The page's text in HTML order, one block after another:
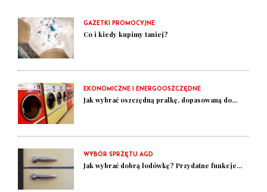
GAZETKI PROMOCYJNE
Co i kiedy kupimy taniej?
EKONOMICZNE I ENERGOOSZCZĘDNE
Jak wybrać oszczędną pralkę, dopasowaną do...
WYBÓR SPRZĘTU AGD
Jak wybrać dobrą lodówkę? Przydatne funkcje...